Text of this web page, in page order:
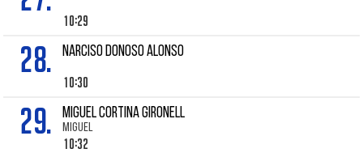
10:29
28. NARCISO DONOSO ALONSO
10:30
29. MIGUEL CORTINA GIRONELL
MIGUEL
10:32